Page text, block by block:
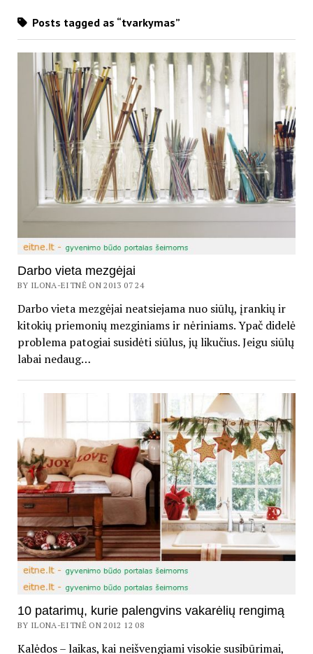
Posts tagged as “tvarkymas”
Darbo vieta mezgėjai
BY ILONA-EITNĖ ON 2013 07 24
Darbo vieta mezgėjai neatsiejama nuo siūlų, įrankių ir
kitokių priemonių mezginiams ir nėriniams. Ypač didelė
problema patogiai susidėti siūlus, jų likučius. Jeigu siūlų
labai nedaug…
10 patarimų, kurie palengvins vakarėlių rengimą
BY ILONA-EITNĖ ON 2012 12 08
Kalėdos – laikas, kai neišvengiami visokie susibūrimai,